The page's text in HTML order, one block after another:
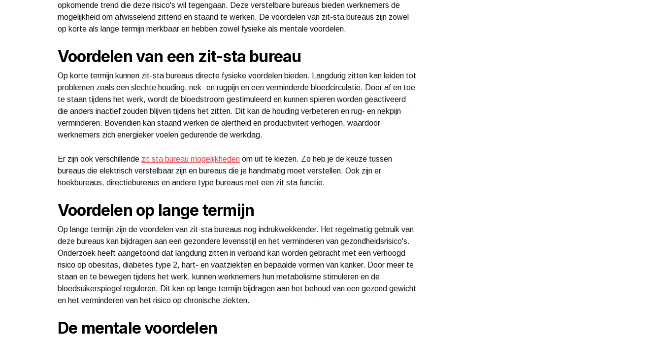
opkomende trend die deze risico's wil tegengaan. Deze verstelbare bureaus bieden werknemers de
mogelijkheid om afwisselend zittend en staand te werken. De voordelen van zit-sta bureaus zijn zowel
op korte als lange termijn merkbaar en hebben zowel fysieke als mentale voordelen.
Voordelen van een zit-sta bureau
Op korte termijn kunnen zit-sta bureaus directe fysieke voordelen bieden. Langdurig zitten kan leiden tot
problemen zoals een slechte houding, nek- en rugpijn en een verminderde bloedcirculatie. Door af en toe
te staan tijdens het werk, wordt de bloedstroom gestimuleerd en kunnen spieren worden geactiveerd
die anders inactief zouden blijven tijdens het zitten. Dit kan de houding verbeteren en rug- en nekpijn
verminderen. Bovendien kan staand werken de alertheid en productiviteit verhogen, waardoor
werknemers zich energieker voelen gedurende de werkdag.
Er zijn ook verschillende zit sta bureau mogelijkheden om uit te kiezen. Zo heb je de keuze tussen
bureaus die elektrisch verstelbaar zijn en bureaus die je handmatig moet verstellen. Ook zijn er
hoekbureaus, directiebureaus en andere type bureaus met een zit sta functie.
Voordelen op lange termijn
Op lange termijn zijn de voordelen van zit-sta bureaus nog indrukwekkender. Het regelmatig gebruik van
deze bureaus kan bijdragen aan een gezondere levensstijl en het verminderen van gezondheidsrisico's.
Onderzoek heeft aangetoond dat langdurig zitten in verband kan worden gebracht met een verhoogd
risico op obesitas, diabetes type 2, hart- en vaatziekten en bepaalde vormen van kanker. Door meer te
staan en te bewegen tijdens het werk, kunnen werknemers hun metabolisme stimuleren en de
bloedsuikerspiegel reguleren. Dit kan op lange termijn bijdragen aan het behoud van een gezond gewicht
en het verminderen van het risico op chronische ziekten.
De mentale voordelen